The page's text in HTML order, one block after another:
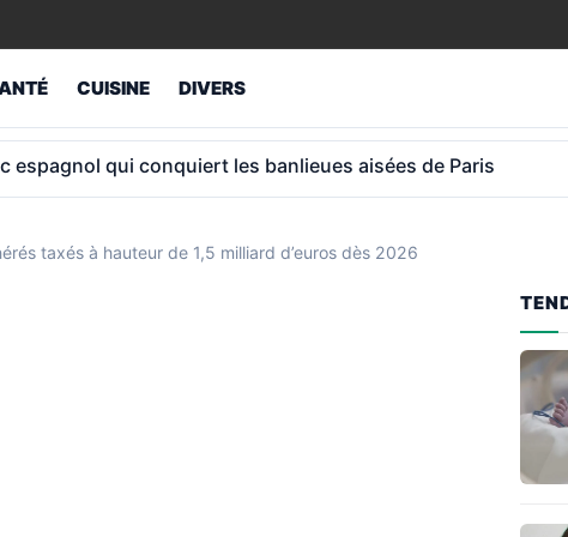
CUISINE DIVERS
retraite » à 75 ans et continue de cotiser
taxés à hauteur de 1,5 milliard d’euros dès 2026